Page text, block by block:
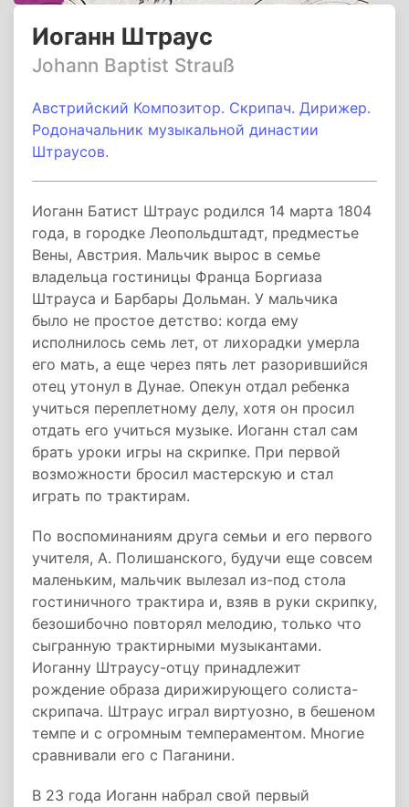
Иоганн Штраус
Johann Baptist Strauß
Австрийский Композитор. Скрипач. Дирижер.
Родоначальник музыкальной династии
Штраусов.
Иоганн Батист Штраус родился 14 марта 1804
года, в городке Леопольдштадт, предместье
Вены, Австрия. Мальчик вырос в семье
владельца гостиницы Франца Боргиаза
Штрауса и Барбары Дольман. У мальчика
было не простое детство: когда ему
исполнилось семь лет, от лихорадки умерла
его мать, а еще через пять лет разорившийся
отец утонул в Дунае. Опекун отдал ребенка
учиться переплетному делу, хотя он просил
отдать его учиться музыке. Иоганн стал сам
брать уроки игры на скрипке. При первой
возможности бросил мастерскую и стал
играть по трактирам.
По воспоминаниям друга семьи и его первого
учителя, А. Полишанского, будучи еще совсем
маленьким, мальчик вылезал из-под стола
гостиничного трактира и, взяв в руки скрипку,
безошибочно повторял мелодию, только что
сыгранную трактирными музыкантами.
Иоганну Штраусу-отцу принадлежит
рождение образа дирижирующего солиста-
скрипача. Штраус играл виртуозно, в бешеном
темпе и с огромным темпераментом. Многие
сравнивали его с Паганини.
В 23 года Иоганн набрал свой первый